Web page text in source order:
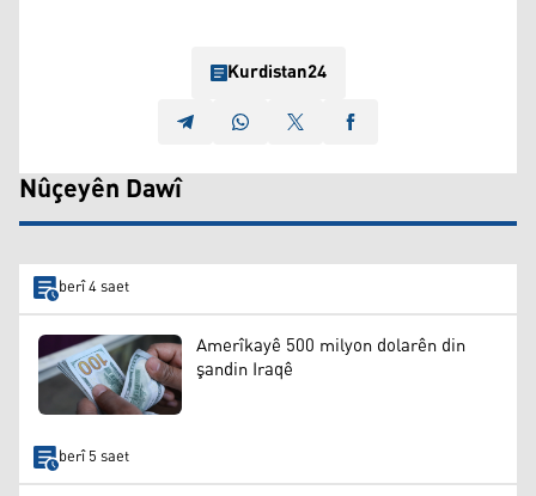
Kurdistan24
Nûçeyên Dawî
berî 4 saet
Amerîkayê 500 milyon dolarên din
şandin Iraqê
berî 5 saet